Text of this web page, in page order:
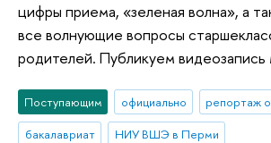
цифры приема, «зеленая волна», а
все волнующие вопросы
родителей. Публикуем видеозапись
Поступающим официально
репортаж
бакалавриат
НИУ ВШЭ в Перми